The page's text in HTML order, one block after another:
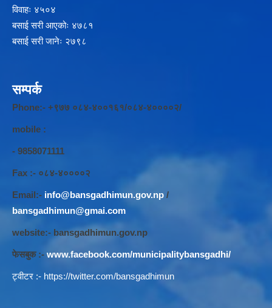
विवाहः ४५०४
बसाई सरी आएकोः ४७८१
बसाई सरी जानेः २७९८
सम्पर्क
Phone:- +९७७ ०८४-४००१६१/०८४-४००००२/
mobile :
- 9858071111
Fax :- ०८४-४००००२
Email:- info@bansgadhimun.gov.np /
bansgadhimun@gmai.com
website:- bansgadhimun.gov.np
फेसबुक :- www.facebook.com/municipalitybansgadhi/
ट्वीटर :- https://twitter.com/bansgadhimun